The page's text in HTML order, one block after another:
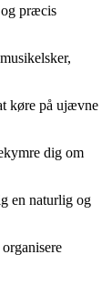
og præcis
køre på ujævne
dig om
en naturlig og